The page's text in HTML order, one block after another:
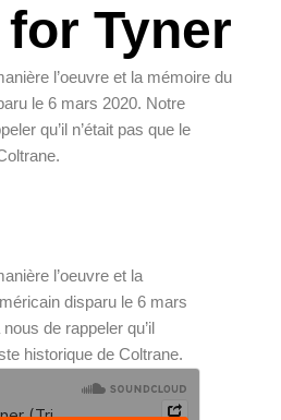
for Tyner
l’oeuvre et la mémoire du
le 6 mars 2020. Notre
qu’il n’était pas que le
l’oeuvre et la
disparu le 6 mars
de rappeler qu’il
historique de Coltrane.